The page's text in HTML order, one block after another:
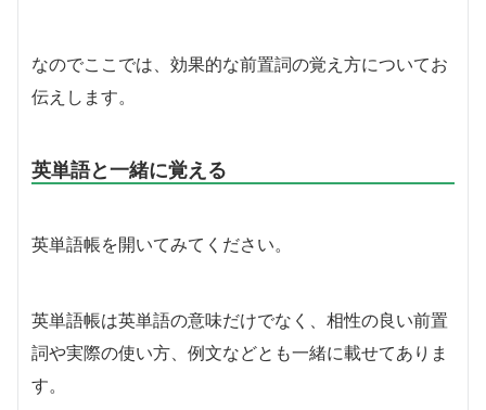
なのでここでは、効果的な前置詞の覚え方についてお
伝えします。
英単語と一緒に覚える
英単語帳を開いてみてください。
英単語帳は英単語の意味だけでなく、相性の良い前置
詞や実際の使い方、例文などとも一緒に載せてありま
す。